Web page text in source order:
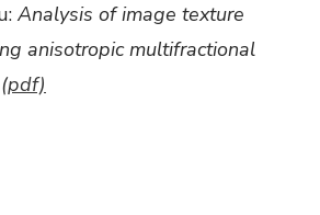
Analysis of image texture
anisotropic multifractional
(pdf)